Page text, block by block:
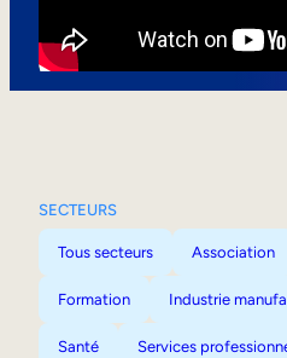
SECTEURS
Tous secteurs Association
Formation Industrie
Santé Services